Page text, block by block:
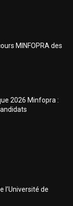
MINFOPRA des
2026 Minfopra :
l’Université de